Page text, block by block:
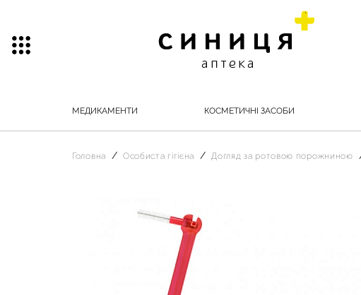
МЕДИКАМЕНТИ КОСМЕТИЧНІ ЗАСОБИ
Головна Особиста гігієна Догляд за ротовою порожниною